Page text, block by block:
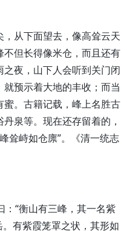
从下面望去，像高耸云天
但长得像米仓，而且还有
夜，山下人会听到关门闭
预示着大地的丰收；而当
。古籍记载，峰上名胜古
泉等。现在还存留着的，
耸峙如仓廪”。《清一统志
“衡山有三峰，其一名紫
有紫霞笼罩之状，其形如